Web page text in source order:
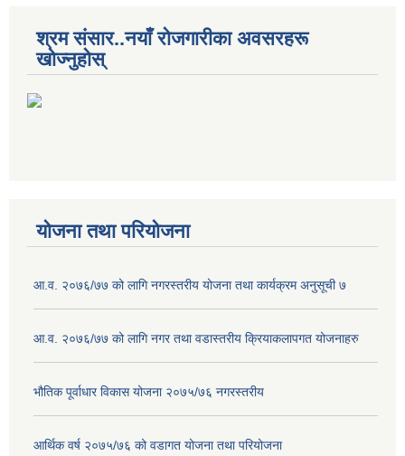
श्रम संसार..नयाँ रोजगारीका अवसरहरू
खोज्नुहोस्
योजना तथा परियोजना
आ.व. २०७६/७७ को लागि नगरस्तरीय योजना तथा कार्यक्रम अनुसूची ७
आ.व. २०७६/७७ को लागि नगर तथा वडास्तरीय क्रियाकलापगत योजनाहरु
भौतिक पूर्वाधार विकास योजना २०७५/७६ नगरस्तरीय
आर्थिक वर्ष २०७५/७६ को वडागत योजना तथा परियोजना